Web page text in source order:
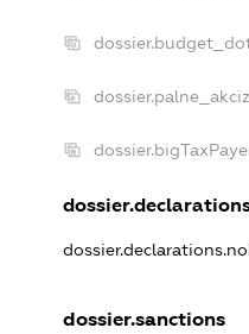
dossier.palne_akciz
dossier.sanctions